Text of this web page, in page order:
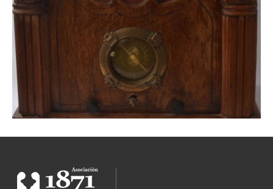
RADIOFONÍA